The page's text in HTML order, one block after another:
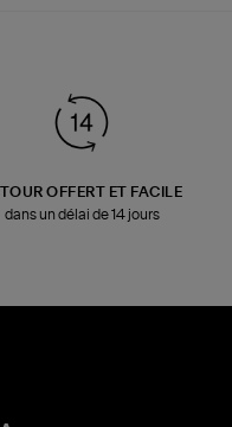
OFFERT ET FACILE
dans un délai de 14 jours